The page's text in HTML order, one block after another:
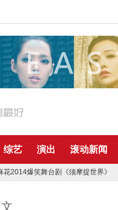
综艺 演出 滚动新闻
花2014爆笑舞台剧《须摩提世界》